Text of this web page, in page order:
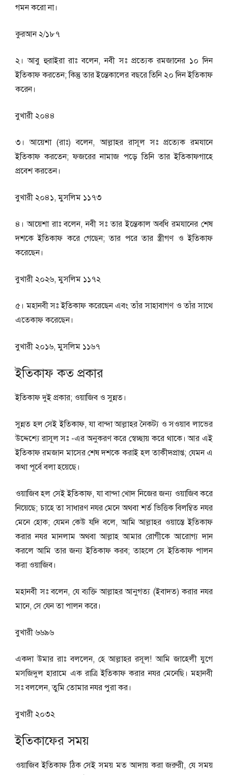
গমন করাে না।
কুরআন ২/১৮৭
২। আবু হুরাইরা রাঃ বলেন, নবী সঃ প্রত্যেক রমজানের ১০ দিন
ইতিকাফ করতেন; কিন্তু তার ইন্তেকালের বছরে তিনি ২০ দিন ইতিকাফ
করেন।
বুখারী ২০৪৪
৩। আয়েশা (রাঃ) বলেন, আল্লাহর রাসূল সঃ প্রত্যেক রমযানে
ইতিকাফ করতেন; ফজরের নামাজ পড়ে তিনি তার ইতিকাফগাহে
প্রবেশ করতেন।
বুখারী ২০৪১, মুসলিম ১১৭৩
৪। আয়েশা রাঃ বলেন, নবী সঃ তার ইন্তেকাল অবধি রমযানের শেষ
দশকে ইতিকাফ করে গেছেন; তার পরে তার স্ত্রীগণ ও ইতিকাফ
করেছেন।
বুখারী ২০২৬, মুসলিম ১১৭২
৫। মহানবী সঃ ইতিকাফ করেছেন এবং তাঁর সাহাবাগণ ও তাঁর সাথে
এতেকাফ করেছেন।
বুখারী ২০১৬, মুসলিম ১১৬৭
ইতিকাফ কত প্রকার
ইতিকাফ দুই প্রকার; ওয়াজিব ও সুন্নত।
সুন্নত হল সেই ইতিকাফ, যা বান্দা আল্লাহর নৈকট্য ও সওয়াব লাভের
উদ্দেশ্যে রাসূল সঃ -এর অনুকরণ করে স্বেচ্ছায় করে থাকে। আর এই
ইতিকাফ রমজান মাসের শেষ দশকে করাই হল তাকীদপ্রাপ্ত; যেমন এ
কথা পূর্বে বলা হয়েছে।
ওয়াজিব হল সেই ইতিকাফ, যা বান্দা খােদ নিজের জন্য ওয়াজিব করে
নিয়েছে; চাহে তা সাধারণ নযর মেনে অথবা শর্ত ভিত্তিক বিলম্বিত নযর
মেনে হােক; যেমন কেউ যদি বলে, আমি আল্লাহর ওয়াস্তে ইতিকাফ
করার নযর মানলাম অথবা আল্লাহ আমার রোগীকে আরোগ্য দান
করলে আমি তার জন্য ইতিকাফ করব; তাহলে সে ইতিকাফ পালন
করা ওয়াজিব।
মহানবী সঃ বলেন, যে ব্যক্তি আল্লাহর আনুগত্য (ইবাদত) করার নযর
মানে, সে যেন তা পালন করে।
বুখারী ৬৬৯৬
একদা উমার রাঃ বললেন, হে আল্লাহর রসূল! আমি জাহেলী যুগে
মসজিদুল হারামে এক রাত্রি ইতিকাফ করার নযর মেনেছি। মহানবী
সঃ বললেন, তুমি তোমার নযর পুরা কর।
বুখারী ২০৩২
ইতিকাফের সময়
ওয়াজিব ইতিকাফ ঠিক সেই সময় মত আদায় করা জরুরী, যে সময়